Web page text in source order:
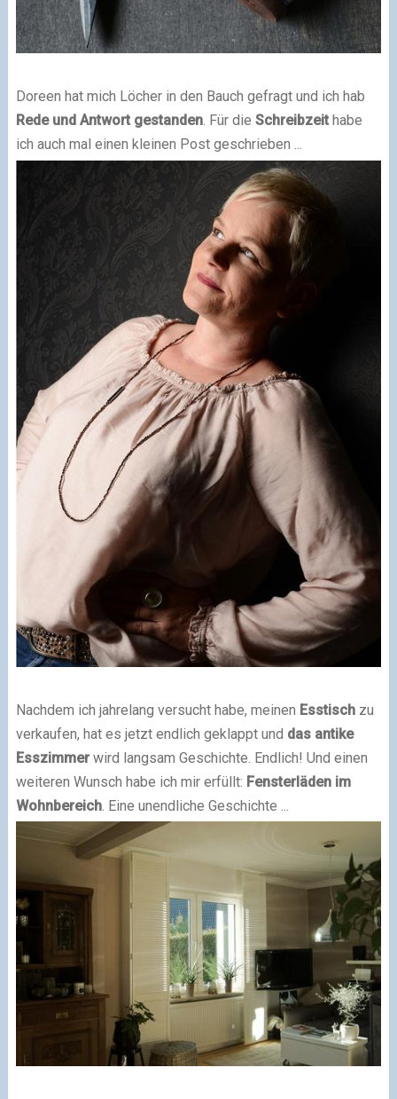
Doreen hat mich Löcher in den Bauch gefragt und ich hab
Rede und Antwort gestanden. Für die Schreibzeithabe
ich auch mal einen kleinen Post geschrieben ...
Nachdem ich jahrelang versucht habe, meinen Esstischzu
verkaufen, hat es jetzt endlich geklappt und das antike
Esszimmerwird langsam Geschichte. Endlich! Und einen
weiteren Wunsch habe ich mir erfüllt: Fensterläden im
Wohnbereich. Eine unendliche Geschichte ...